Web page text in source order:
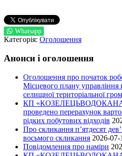
Whatsapp
Категорія: Оголошення
Анонси і оголошення
Оголошення про початок
Місцевого плану управління
селищної територіальної
КП
проведено перерахунок
рідких побутових відходів
Про скликання п’ятдесят
восьмого скликання 2026-07-
Повідомлення про наміри